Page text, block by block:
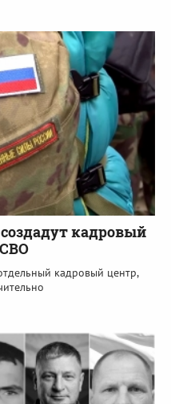
кадровый
кадровый центр,